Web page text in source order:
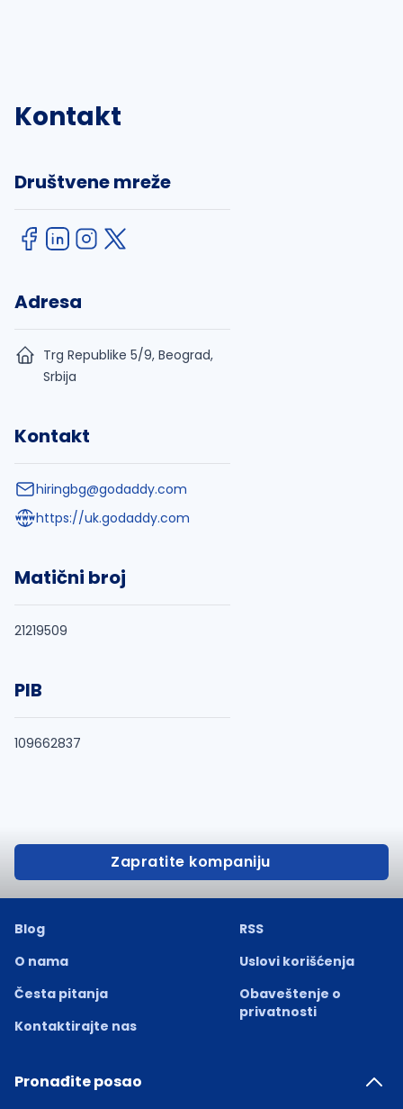
Kontakt
Društvene mreže
Adresa
Trg Republike 5/9, Beograd,
Srbija
Kontakt
hiringbg@godaddy.com
https://uk.godaddy.com
Matični broj
21219509
PIB
109662837
Zapratite kompaniju
Blog
O nama
Česta pitanja
Kontaktirajte nas
RSS
Uslovi korišćenja
Obaveštenje o
privatnosti
Pronađite posao